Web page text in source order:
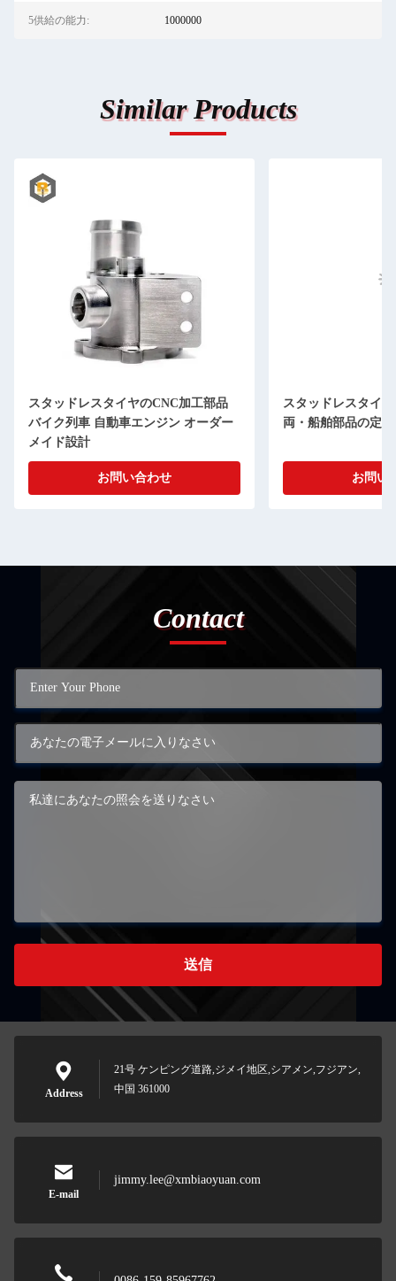
5供給の能力: 1000000
Similar Products
スタッドレスタイヤのCNC加工部品
バイク列車 自動車エンジン オーダー
メイド設計
お問い合わせ
スタッドレスタイ
両・船舶部品の定
お問い
Contact
送信
Address
21号 ケンピング道路,ジメイ地区,シアメン,フジアン,
中国 361000
E-mail
jimmy.lee@xmbiaoyuan.com